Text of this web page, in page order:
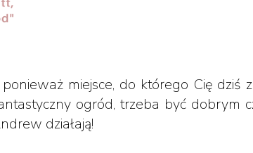
miejsce, do którego Cię dziś
ogród, trzeba być dobrym
działają!